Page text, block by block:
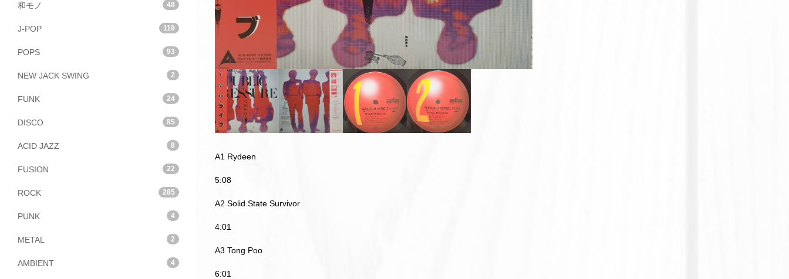
和モノ 48
J-POP 119
POPS 93
NEW JACK SWING 2
FUNK 24
DISCO 85
ACID JAZZ 8
FUSION 22
ROCK 285
PUNK 4
METAL 2
AMBIENT 4
A1 Rydeen
5:08
A2 Solid State Survivor
4:01
A3 Tong Poo
6:01